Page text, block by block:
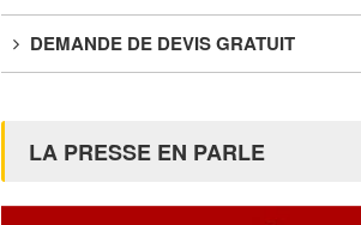
DEMANDE DE DEVIS GRATUIT
LA PRESSE EN PARLE